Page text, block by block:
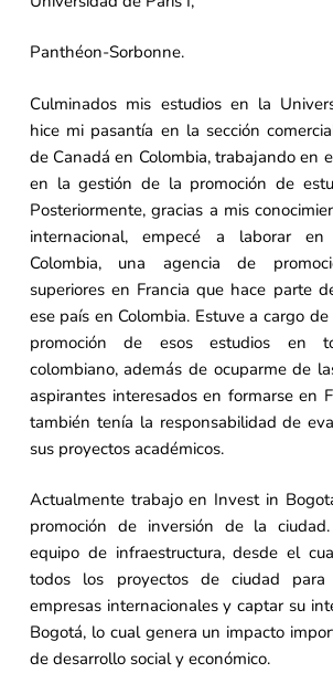
Panthéon-Sorbonne.
Culminados mis estudios en la
hice mi pasantía en la sección
de Canadá en Colombia, trabajando en
en la gestión de la promoción de
Posteriormente, gracias a mis
internacional, empecé a laborar en
Colombia, una agencia de
superiores en Francia que hace parte
ese país en Colombia. Estuve a cargo
promoción de esos estudios en
colombiano, además de ocuparme de
aspirantes interesados en formarse en
también tenía la responsabilidad de
sus proyectos académicos.
Actualmente trabajo en Invest in
promoción de inversión de la
equipo de infraestructura, desde el
todos los proyectos de ciudad para
empresas internacionales y captar su
Bogotá, lo cual genera un impacto
de desarrollo social y económico.